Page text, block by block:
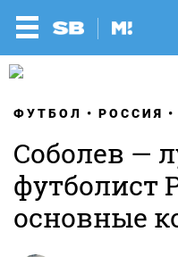
ФУТБОЛ РОССИЯ
Соболев —
футболист
основные